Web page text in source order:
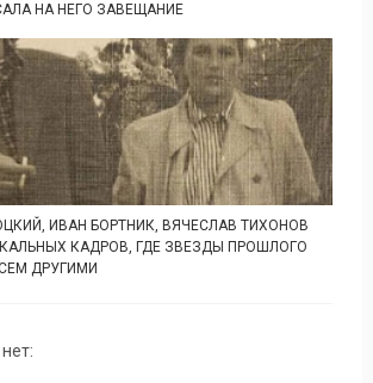
НА НЕГО ЗАВЕЩАНИЕ
ИВАН БОРТНИК, ВЯЧЕСЛАВ ТИХОНОВ
КАДРОВ, ГДЕ ЗВЕЗДЫ ПРОШЛОГО
ДРУГИМИ